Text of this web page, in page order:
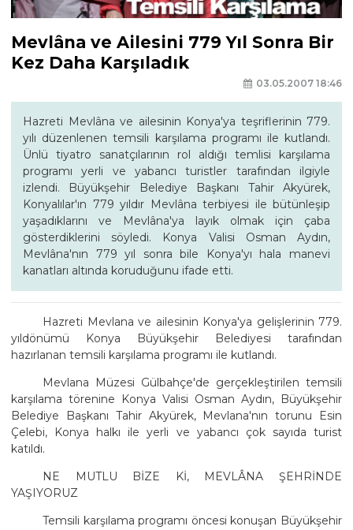
Mevlâna ve Ailesini 779 Yıl Sonra Bir
Kez Daha Karşıladık
03.05.2007 18:46
Hazreti Mevlâna ve ailesinin Konya'ya teşriflerinin 779.
yılı düzenlenen temsili karşılama programı ile kutlandı.
Ünlü tiyatro sanatçılarının rol aldığı temlisi karşılama
programı yerli ve yabancı turistler tarafından ilgiyle
izlendi. Büyükşehir Belediye Başkanı Tahir Akyürek,
Konyalılar'ın 779 yıldır Mevlâna terbiyesi ile bütünleşip
yaşadıklarını ve Mevlâna'ya layık olmak için çaba
gösterdiklerini söyledi. Konya Valisi Osman Aydın,
Mevlâna'nın 779 yıl sonra bile Konya'yı hala manevi
kanatları altında koruduğunu ifade etti.
Hazreti Mevlana ve ailesinin Konya'ya gelişlerinin 779.
yıldönümü Konya Büyükşehir Belediyesi tarafından
hazırlanan temsili karşılama programı ile kutlandı.
Mevlana Müzesi Gülbahçe'de gerçekleştirilen temsili
karşılama törenine Konya Valisi Osman Aydın, Büyükşehir
Belediye Başkanı Tahir Akyürek, Mevlana'nın torunu Esin
Çelebi, Konya halkı ile yerli ve yabancı çok sayıda turist
katıldı.
NE MUTLU BİZE Kİ, MEVLÂNA ŞEHRİNDE
YAŞIYORUZ
Temsili karşılama programı öncesi konuşan Büyükşehir